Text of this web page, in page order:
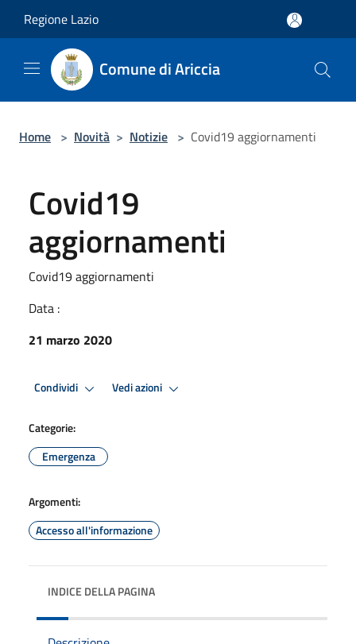
Regione Lazio
Comune di Ariccia
Home > Novità > Notizie > Covid19 aggiornamenti
Covid19
aggiornamenti
Covid19 aggiornamenti
Data :
21 marzo 2020
Condividi Vedi azioni
Categorie:
Emergenza
Argomenti:
Accesso all'informazione
INDICE DELLA PAGINA